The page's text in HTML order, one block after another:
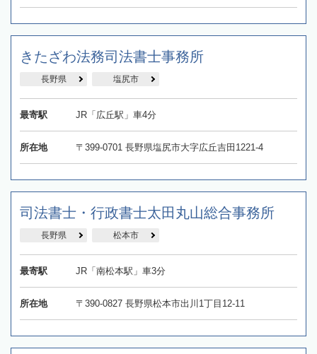
きたざわ法務司法書士事務所
長野県 塩尻市
最寄駅 JR「広丘駅」車4分
所在地 〒399-0701 長野県塩尻市大字広丘吉田1221-4
司法書士・行政書士太田丸山総合事務所
長野県 松本市
最寄駅 JR「南松本駅」車3分
所在地 〒390-0827 長野県松本市出川1丁目12-11